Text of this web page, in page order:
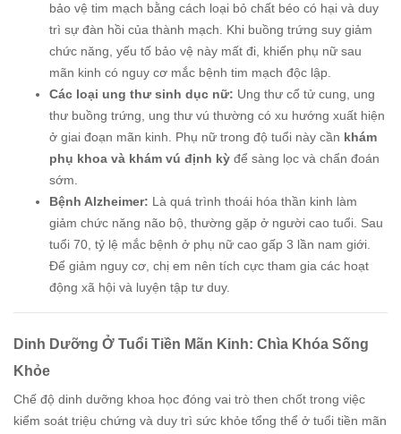
bảo vệ tim mạch bằng cách loại bỏ chất béo có hại và duy
trì sự đàn hồi của thành mạch. Khi buồng trứng suy giảm
chức năng, yếu tố bảo vệ này mất đi, khiến phụ nữ sau
mãn kinh có nguy cơ mắc bệnh tim mạch độc lập.
Các loại ung thư sinh dục nữ: Ung thư cổ tử cung, ung
thư buồng trứng, ung thư vú thường có xu hướng xuất hiện
ở giai đoạn mãn kinh. Phụ nữ trong độ tuổi này cần khám
phụ khoa và khám vú định kỳ để sàng lọc và chẩn đoán
sớm.
Bệnh Alzheimer: Là quá trình thoái hóa thần kinh làm
giảm chức năng não bộ, thường gặp ở người cao tuổi. Sau
tuổi 70, tỷ lệ mắc bệnh ở phụ nữ cao gấp 3 lần nam giới.
Để giảm nguy cơ, chị em nên tích cực tham gia các hoạt
động xã hội và luyện tập tư duy.
Dinh Dưỡng Ở Tuổi Tiền Mãn Kinh: Chìa Khóa Sống
Khỏe
Chế độ dinh dưỡng khoa học đóng vai trò then chốt trong việc
kiểm soát triệu chứng và duy trì sức khỏe tổng thể ở tuổi tiền mãn